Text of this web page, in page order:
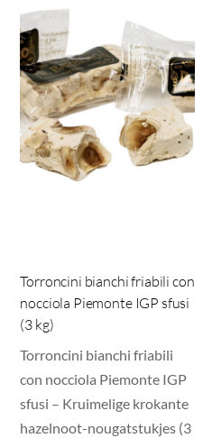
Torroncini bianchi friabili con
nocciola Piemonte IGP sfusi
(3 kg)
Torroncini bianchi friabili
con nocciola Piemonte IGP
sfusi – Kruimelige krokante
hazelnoot-nougatstukjes (3